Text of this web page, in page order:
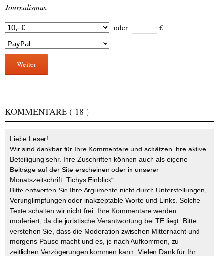
Journalismus.
oder €
Weiter
KOMMENTARE ( 18 )
Liebe Leser!
Wir sind dankbar für Ihre Kommentare und schätzen Ihre aktive
Beteiligung sehr. Ihre Zuschriften können auch als eigene
Beiträge auf der Site erscheinen oder in unserer
Monatszeitschrift „Tichys Einblick“.
Bitte entwerten Sie Ihre Argumente nicht durch Unterstellungen,
Verunglimpfungen oder inakzeptable Worte und Links. Solche
Texte schalten wir nicht frei. Ihre Kommentare werden
moderiert, da die juristische Verantwortung bei TE liegt. Bitte
verstehen Sie, dass die Moderation zwischen Mitternacht und
morgens Pause macht und es, je nach Aufkommen, zu
zeitlichen Verzögerungen kommen kann. Vielen Dank für Ihr